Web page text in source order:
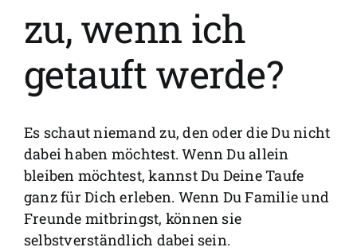
zu, wenn ich
getauft werde?
Es schaut niemand zu, den oder die Du nicht
dabei haben möchtest. Wenn Du allein
bleiben möchtest, kannst Du Deine Taufe
ganz für Dich erleben. Wenn Du Familie und
Freunde mitbringst, können sie
selbstverständlich dabei sein.